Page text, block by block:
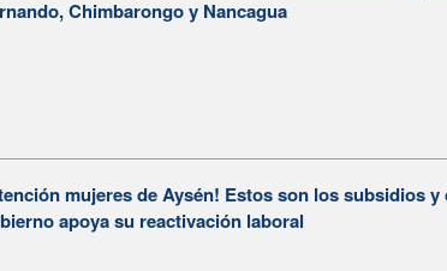
Chimbarongo y Nancagua
mujeres de Aysén! Estos son los subsidios
apoya su reactivación laboral